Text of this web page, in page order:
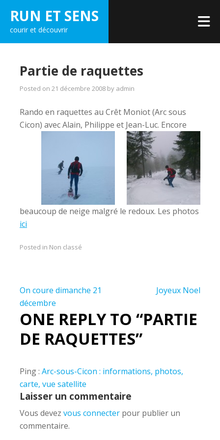
content
RUN ET SENS
courir et découvrir
Partie de raquettes
Posted on 21 décembre 2008 by admin
Rando en raquettes au Crêt Moniot (Arc sous
Cicon) avec Alain, Philippe et Jean-Luc. Encore
beaucoup de neige malgré le redoux. Les photos
ici
Posted in Non classé
Navigation
de
l’article
On coure dimanche 21
décembre
Joyeux Noel
ONE REPLY TO “PARTIE
DE RAQUETTES”
Ping : Arc-sous-Cicon : informations, photos,
carte, vue satellite
Laisser un commentaire
Vous devez vous connecter pour publier un
commentaire.